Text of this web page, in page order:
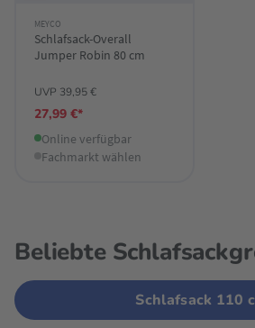
MEYCO
Schlafsack-Overall
Jumper Robin 80 cm
UVP 39,95 €
27,99 €*
Online verfügbar
Fachmarkt wählen
Beliebte
Schlafsack 110